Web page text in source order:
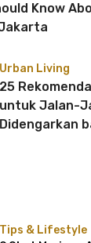
Know
Urban Living
25
untuk Jalan-
Didengarkan
Tips & Lifestyle